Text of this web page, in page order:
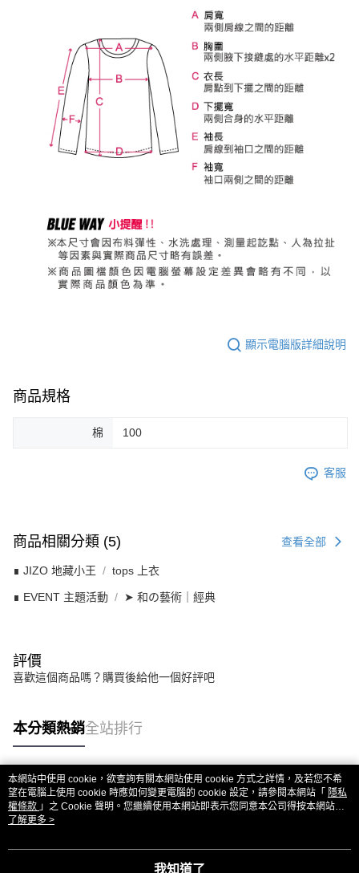
顯示電腦版詳細說明
商品規格
棉 100
客服
商品相關分類 (5) 查看全部
∎ JIZO 地藏小王 tops 上衣
∎ EVENT 主題活動 ➤ 和の藝術｜經典
評價
喜歡這個商品嗎？購買後給他一個好評吧
本分類熱銷全站排行
熱門標籤
本網站中使用 cookie，欲查詢有關本網站使用 cookie 方式之詳情，及若您不希
望在電腦上使用 cookie 時應如何變更電腦的 cookie 設定，請參閱本網站「 隱私
權條款 」之 Cookie 聲明。您繼續使用本網站即表示您同意本公司得按本網站使
用條款之 Cookie 聲明使用 cookie。
了解更多 >
我知道了